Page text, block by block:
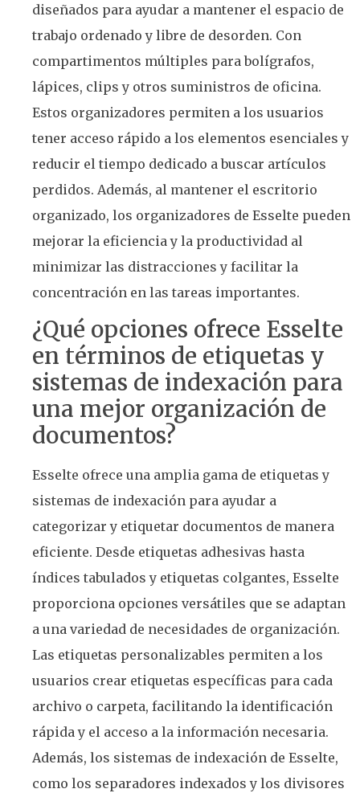
diseñados para ayudar a mantener el espacio de
trabajo ordenado y libre de desorden. Con
compartimentos múltiples para bolígrafos,
lápices, clips y otros suministros de oficina.
Estos organizadores permiten a los usuarios
tener acceso rápido a los elementos esenciales y
reducir el tiempo dedicado a buscar artículos
perdidos. Además, al mantener el escritorio
organizado, los organizadores de Esselte pueden
mejorar la eficiencia y la productividad al
minimizar las distracciones y facilitar la
concentración en las tareas importantes.
¿Qué opciones ofrece Esselte
en términos de etiquetas y
sistemas de indexación para
una mejor organización de
documentos?
Esselte ofrece una amplia gama de etiquetas y
sistemas de indexación para ayudar a
categorizar y etiquetar documentos de manera
eficiente. Desde etiquetas adhesivas hasta
índices tabulados y etiquetas colgantes, Esselte
proporciona opciones versátiles que se adaptan
a una variedad de necesidades de organización.
Las etiquetas personalizables permiten a los
usuarios crear etiquetas específicas para cada
archivo o carpeta, facilitando la identificación
rápida y el acceso a la información necesaria.
Además, los sistemas de indexación de Esselte,
como los separadores indexados y los divisores